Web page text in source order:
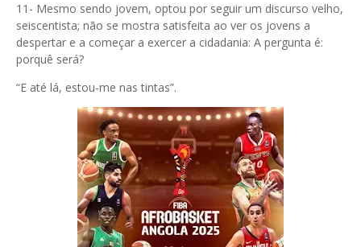
11- Mesmo sendo jovem, optou por seguir um discurso velho,
seiscentista; não se mostra satisfeita ao ver os jovens a
despertar e a começar a exercer a cidadania: A pergunta é:
porquê será?
“E até lá, estou-me nas tintas”.